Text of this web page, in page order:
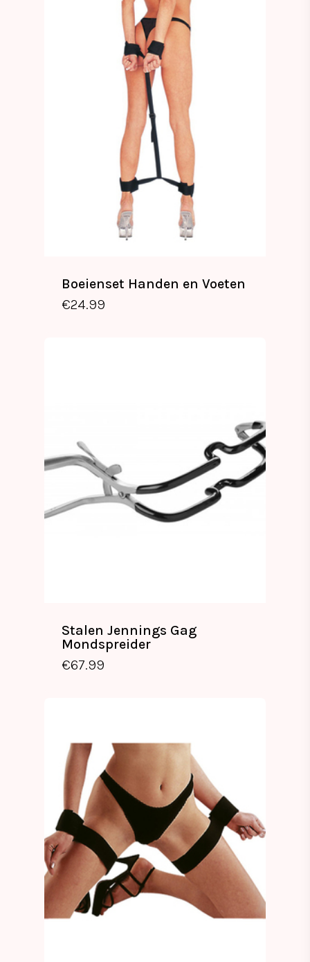
Boeienset Handen en Voeten
€24.99
€24.99
Stalen Jennings Gag
Mondspreider
€67.99
€